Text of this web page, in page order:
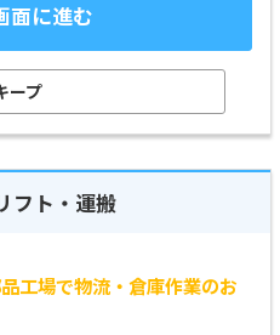
面に進む
ープ
フト・運搬
工場で物流・倉庫作業のお